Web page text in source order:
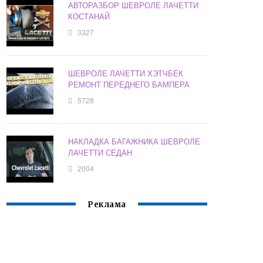
АВТОРАЗБОР ШЕВРОЛЕ ЛАЧЕТТИ
КОСТАНАЙ
3327
ШЕВРОЛЕ ЛАЧЕТТИ ХЭТЧБЕК
РЕМОНТ ПЕРЕДНЕГО БАМПЕРА
5728
НАКЛАДКА БАГАЖНИКА ШЕВРОЛЕ
ЛАЧЕТТИ СЕДАН
2004
Реклама